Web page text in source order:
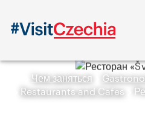
Чем заняться
Restaurants and Cafes